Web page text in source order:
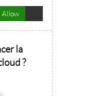
Allow
la
?
Architecture